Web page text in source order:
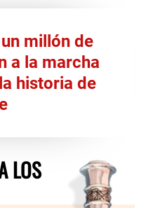
millón de
a la marcha
historia de
LOS